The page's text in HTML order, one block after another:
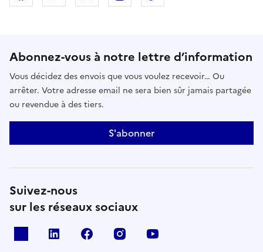
Abonnez-vous à notre lettre d’information
Vous décidez des envois que vous voulez recevoir… Ou
arrêter. Votre adresse email ne sera bien sûr jamais partagée
ou revendue à des tiers.
S'abonner
Suivez-nous
sur les réseaux sociaux
linkedin facebook instagram